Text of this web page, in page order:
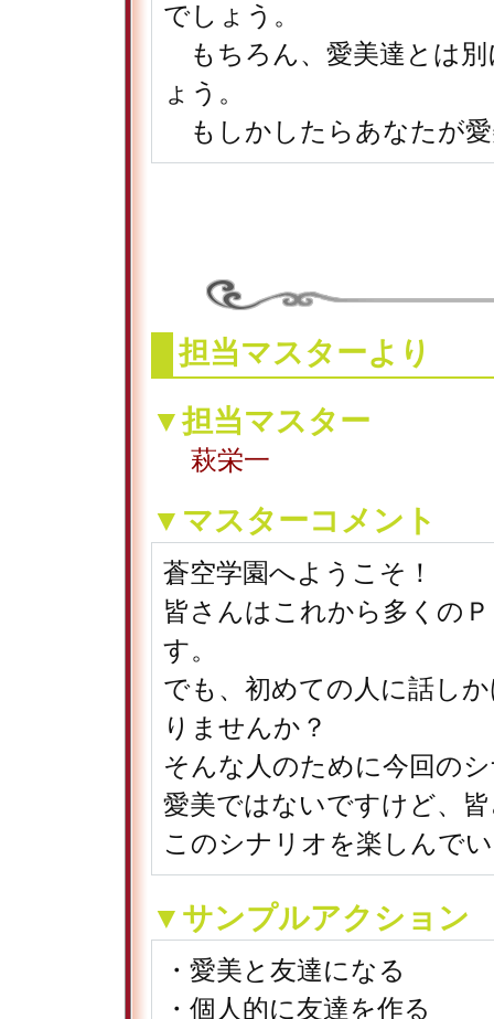
でしょう。
もちろん、愛美達とは別
ょう。
もしかしたらあなたが
担当マスターより
▼担当マスター
萩栄一
▼マスターコメント
蒼空学園へようこそ！
皆さんはこれから多くの
す。
でも、初めての人に話し
りませんか？
そんな人のために今回の
愛美ではないですけど、
このシナリオを楽しんで
▼サンプルアクション
・愛美と友達になる
・個人的に友達を作る